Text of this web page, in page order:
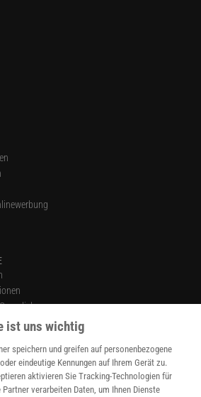
ist uns wichtig
speichern und greifen auf personenbezogene
eindeutige Kennungen auf Ihrem Gerät zu.
aktivieren Sie Tracking-Technologien für
Partner verarbeiten Daten, um Ihnen Dienste